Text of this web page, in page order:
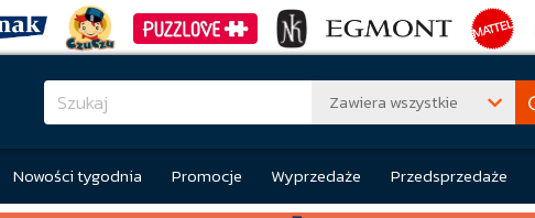
Zawiera wszystkie
Nowości tygodnia Promocje Wyprzedaże Przedsprzedaże